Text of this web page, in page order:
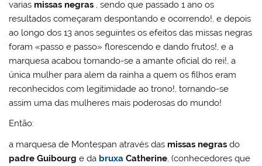
varias missas negras , sendo que passado 1 ano os
resultados começaram despontando e ocorrendo!, e depois
ao longo dos 13 anos seguintes os efeitos das missas negras
foram «passo e passo» florescendo e dando frutos!, e a
marquesa acabou tornando-se a amante oficial do rei!, a
única mulher para alem da rainha a quem os filhos eram
reconhecidos com legitimidade ao trono!, tornando-se
assim uma das mulheres mais poderosas do mundo!
Então:
a marquesa de Montespan através das missas negras do
padre Guibourg e da bruxa Catherine, (conhecedores que